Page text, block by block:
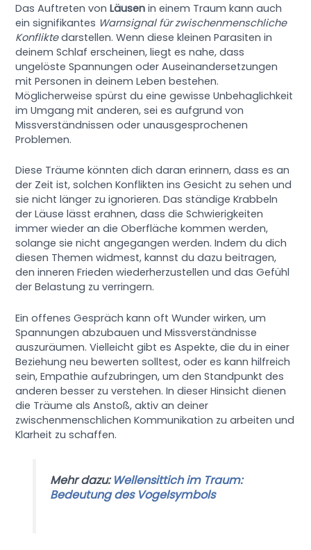
Das Auftreten vonLäusen in einem Traum kann auch
ein signifikantes Warnsignal für zwischenmenschliche
Konfliktedarstellen. Wenn diese kleinen Parasiten in
deinem Schlaf erscheinen, liegt es nahe, dass
ungelöste Spannungen oder Auseinandersetzungen
mit Personen in deinem Leben bestehen.
Möglicherweise spürst du eine gewisse Unbehaglichkeit
im Umgang mit anderen, sei es aufgrund von
Missverständnissen oder unausgesprochenen
Problemen.
Diese Träume könnten dich daran erinnern, dass es an
der Zeit ist, solchen Konflikten ins Gesicht zu sehen und
sie nicht länger zu ignorieren. Das ständige Krabbeln
der Läuse lässt erahnen, dass die Schwierigkeiten
immer wieder an die Oberfläche kommen werden,
solange sie nicht angegangen werden. Indem du dich
diesen Themen widmest, kannst du dazu beitragen,
den inneren Frieden wiederherzustellen und das Gefühl
der Belastung zu verringern.
Ein offenes Gespräch kann oft Wunder wirken, um
Spannungen abzubauen und Missverständnisse
auszuräumen. Vielleicht gibt es Aspekte, die du in einer
Beziehung neu bewerten solltest, oder es kann hilfreich
sein, Empathie aufzubringen, um den Standpunkt des
anderen besser zu verstehen. In dieser Hinsicht dienen
die Träume als Anstoß, aktiv an deiner
zwischenmenschlichen Kommunikation zu arbeiten und
Klarheit zu schaffen.
Mehr dazu:Wellensittich im Traum:
Bedeutung des Vogelsymbols